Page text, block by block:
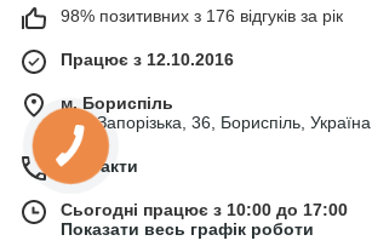
98% позитивних з 176 відгуків за рік
Працює з 12.10.2016
м. Бориспіль
вул. Запорізька, 36, Бориспіль, Україна
Контакти
Сьогодні працює з 10:00 до 17:00
Показати весь графік роботи